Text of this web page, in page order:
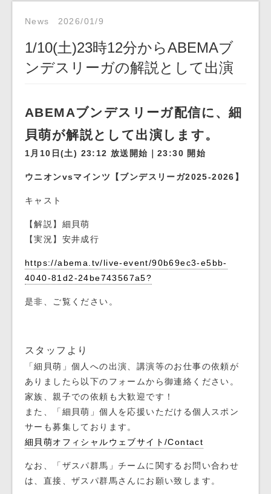
News 2026/01/9
1/10(土)23時12分からABEMAブ
ンデスリーガの解説として出演
ABEMAブンデスリーガ配信に、細
貝萌が解説として出演します。
1月10日(土) 23:12 放送開始｜23:30 開始
ウニオンvsマインツ【ブンデスリーガ2025-2026】
キャスト
【解説】細貝萌
【実況】安井成行
https://abema.tv/live-event/90b69ec3-e5bb-
4040-81d2-24be743567a5?
是非、ご覧ください。
スタッフより
「細貝萌」個人への出演、講演等のお仕事の依頼が
ありましたら以下のフォームから御連絡ください。
家族、親子での依頼も大歓迎です！
また、「細貝萌」個人を応援いただける個人スポン
サーも募集しております。
細貝萌オフィシャルウェブサイト/Contact
なお、「ザスパ群馬」チームに関するお問い合わせ
は、直接、ザスパ群馬さんにお願い致します。